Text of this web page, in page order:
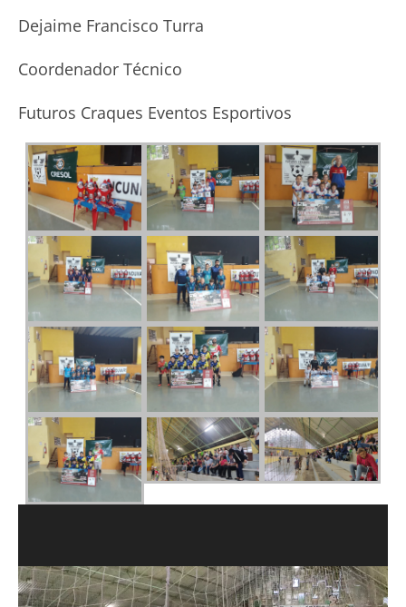
Dejaime Francisco Turra
Coordenador Técnico
Futuros Craques Eventos Esportivos
vídeo